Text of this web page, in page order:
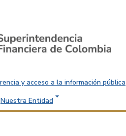
y acceso a la información pública
Nuestra Entidad